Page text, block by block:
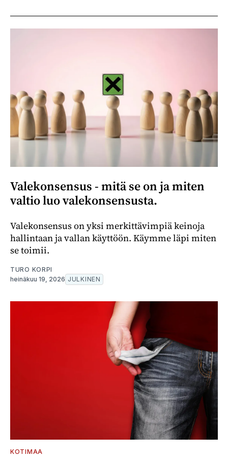
Valekonsensus - mitä se on ja miten
valtio luo valekonsensusta.
Valekonsensus on yksi merkittävimpiä keinoja
hallintaan ja vallan käyttöön. Käymme läpi miten
se toimii.
TURO KORPI
heinäkuu 19, 2026 JULKINEN
KOTIMAA